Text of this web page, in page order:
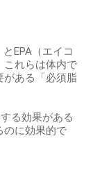
EPA（エイコ
これらは体内で
がある「必須脂
る効果がある
のに効果的で